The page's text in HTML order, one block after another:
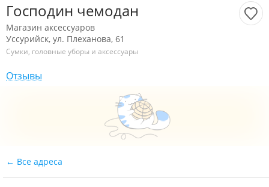
Господин чемодан
Магазин аксессуаров
Уссурийск, ул. Плеханова, 61
Сумки, головные уборы и аксессуары
Отзывы
Все адреса